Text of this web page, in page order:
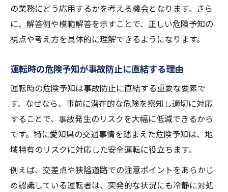
の業務にどう応用するかを考える機会となります。さら
に、解答例や模範解答を示すことで、正しい危険予知の
視点や考え方を具体的に理解できるようになります。
運転時の危険予知が事故防止に直結する理由
運転時の危険予知は事故防止に直結する重要な要素で
す。なぜなら、事前に潜在的な危険を察知し適切に対応
することで、事故発生のリスクを大幅に低減できるから
です。特に愛知県の交通事情を踏まえた危険予知は、地
域特有のリスクに対応した安全運転に役立ちます。
例えば、交差点や狭隘道路での注意ポイントをあらかじ
め認識している運転者は、突発的な状況にも冷静に対処